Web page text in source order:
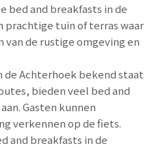
bed and breakfasts in de
prachtige tuin of terras waar
de rustige omgeving en
de Achterhoek bekend staat
bieden veel bed and
Gasten kunnen
verkennen op de fiets.
and breakfasts in de